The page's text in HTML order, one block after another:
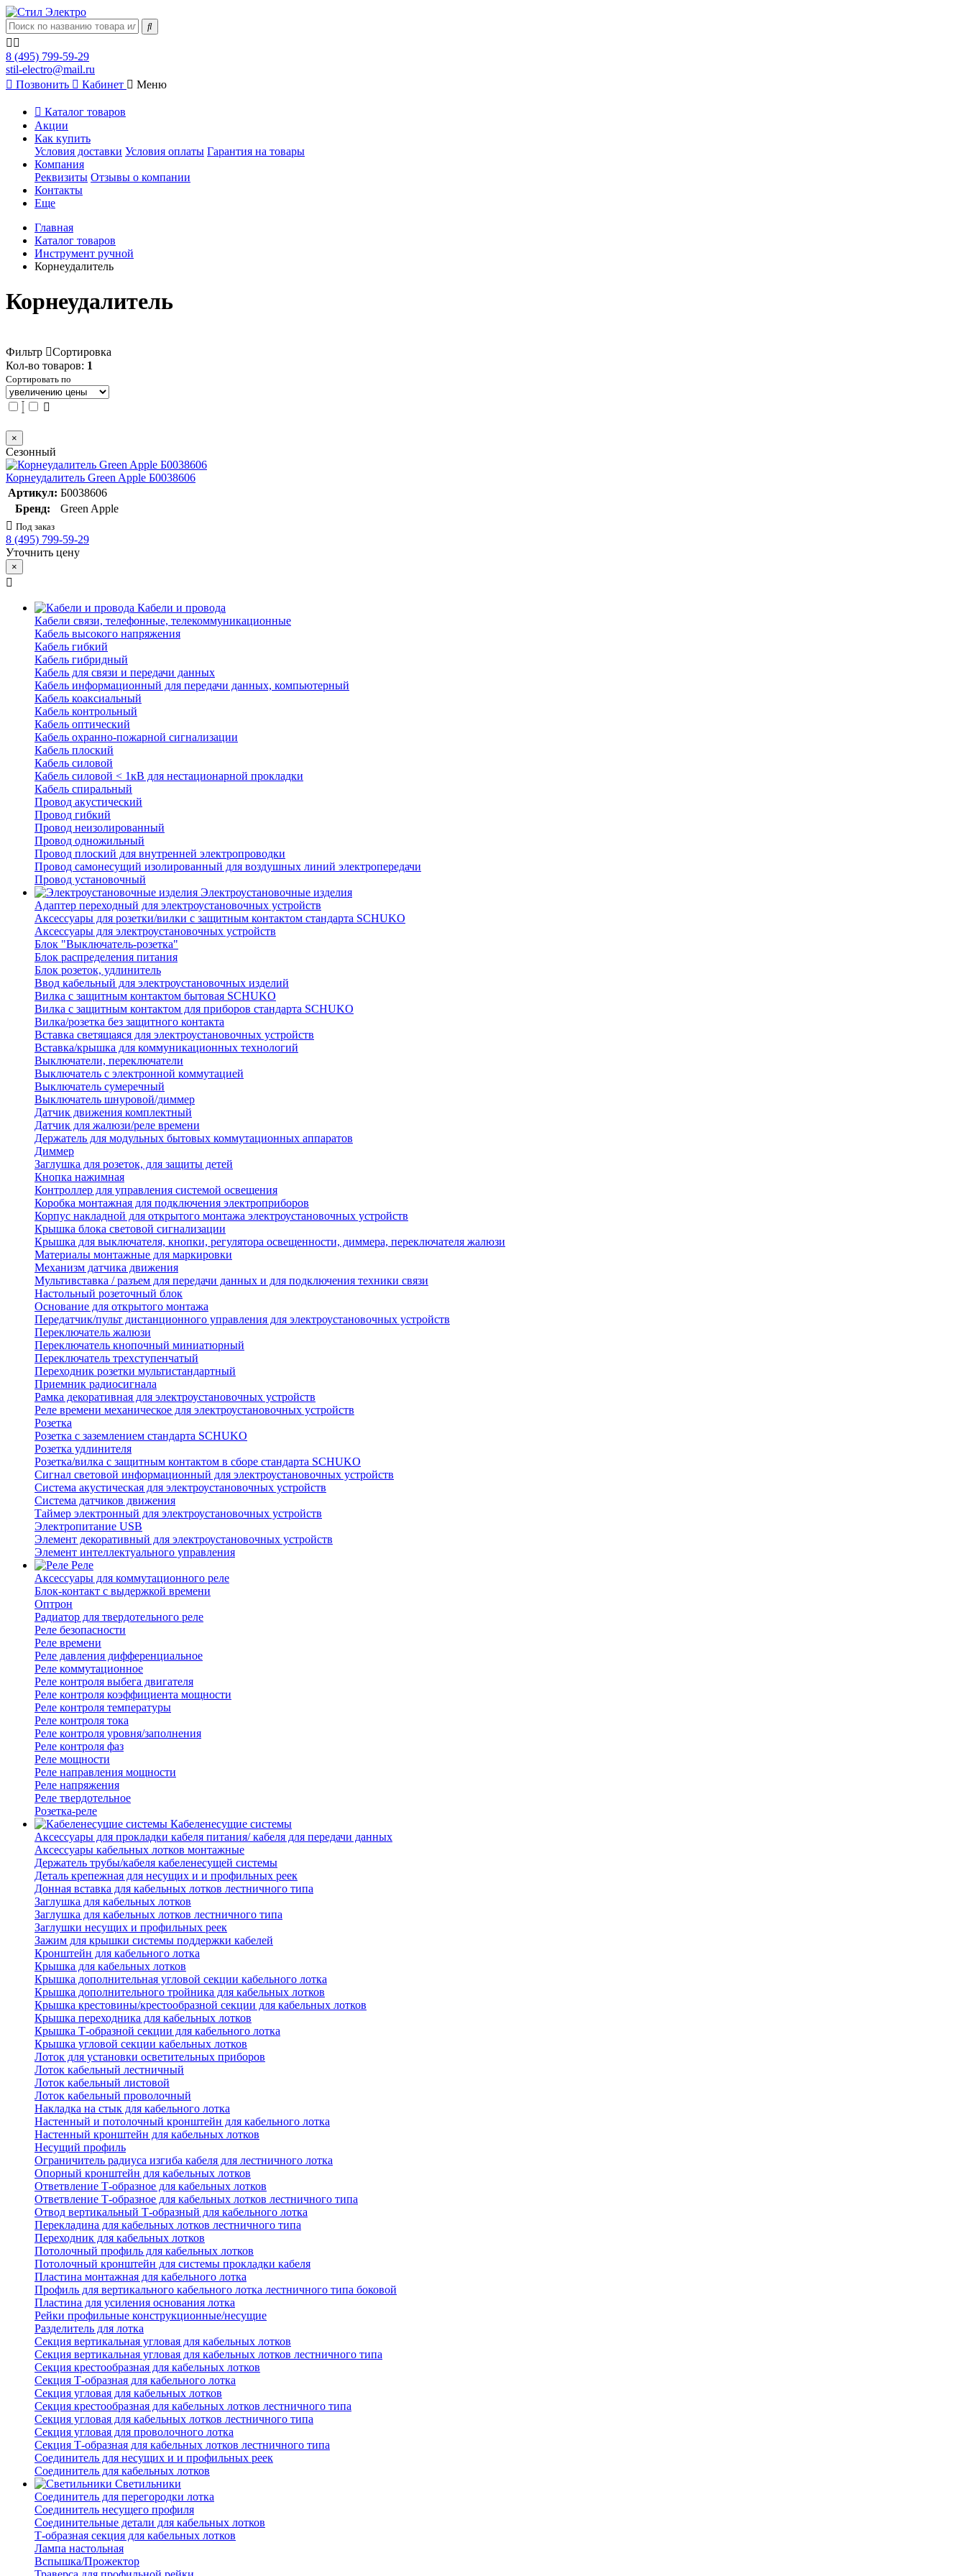
8 (495) 799-59-29
stil-electro@mail.ru
Позвонить
Кабинет Меню
Каталог товаров
Акции
Как купить
Условия доставки Условия оплаты Гарантия на товары
Компания
Реквизиты Отзывы о компании
Контакты
Еще
Главная
Каталог товаров
Инструмент ручной
Корнеудалитель
Корнеудалитель
Фильтр
Сортировка
Кол-во товаров: 1
Сортировать по
×
Сезонный
Корнеудалитель Green Apple Б0038606
Артикул: Б0038606
Бренд:
Green Apple
Под заказ
8 (495) 799-59-29
Уточнить цену
×
Кабели и провода
Кабели связи, телефонные, телекоммуникационные
Кабель высокого напряжения
Кабель гибкий
Кабель гибридный
Кабель для связи и передачи данных
Кабель информационный для передачи данных, компьютерный
Кабель коаксиальный
Кабель контрольный
Кабель оптический
Кабель охранно-пожарной сигнализации
Кабель плоский
Кабель силовой
Кабель силовой < 1кВ для нестационарной прокладки
Кабель спиральный
Провод акустический
Провод гибкий
Провод неизолированный
Провод одножильный
Провод плоский для внутренней электропроводки
Провод самонесущий изолированный для воздушных линий электропередачи
Провод установочный
Электроустановочные изделия
Адаптер переходный для электроустановочных устройств
Аксессуары для розетки/вилки с защитным контактом стандарта SCHUKO
Аксессуары для электроустановочных устройств
Блок "Выключатель-розетка"
Блок распределения питания
Блок розеток, удлинитель
Ввод кабельный для электроустановочных изделий
Вилка с защитным контактом бытовая SCHUKO
Вилка с защитным контактом для приборов стандарта SCHUKO
Вилка/розетка без защитного контакта
Вставка светящаяся для электроустановочных устройств
Вставка/крышка для коммуникационных технологий
Выключатели, переключатели
Выключатель с электронной коммутацией
Выключатель сумеречный
Выключатель шнуровой/диммер
Датчик движения комплектный
Датчик для жалюзи/реле времени
Держатель для модульных бытовых коммутационных аппаратов
Диммер
Заглушка для розеток, для защиты детей
Кнопка нажимная
Контроллер для управления системой освещения
Коробка монтажная для подключения электроприборов
Корпус накладной для открытого монтажа электроустановочных устройств
Крышка блока световой сигнализации
Крышка для выключателя, кнопки, регулятора освещенности, диммера, переключателя жалюзи
Материалы монтажные для маркировки
Механизм датчика движения
Мультивставка / разъем для передачи данных и для подключения техники связи
Настольный розеточный блок
Основание для открытого монтажа
Передатчик/пульт дистанционного управления для электроустановочных устройств
Переключатель жалюзи
Переключатель кнопочный миниатюрный
Переключатель трехступенчатый
Переходник розетки мультистандартный
Приемник радиосигнала
Рамка декоративная для электроустановочных устройств
Реле времени механическое для электроустановочных устройств
Розетка
Розетка с заземлением стандарта SCHUKO
Розетка удлинителя
Розетка/вилка с защитным контактом в сборе стандарта SCHUKO
Сигнал световой информационный для электроустановочных устройств
Система акустическая для электроустановочных устройств
Система датчиков движения
Таймер электронный для электроустановочных устройств
Электропитание USB
Элемент декоративный для электроустановочных устройств
Элемент интеллектуального управления
Реле
Аксессуары для коммутационного реле
Блок-контакт с выдержкой времени
Оптрон
Радиатор для твердотельного реле
Реле безопасности
Реле времени
Реле давления дифференциальное
Реле коммутационное
Реле контроля выбега двигателя
Реле контроля коэффициента мощности
Реле контроля температуры
Реле контроля тока
Реле контроля уровня/заполнения
Реле контроля фаз
Реле мощности
Реле направления мощности
Реле напряжения
Реле твердотельное
Розетка-реле
Кабеленесущие системы
Аксессуары для прокладки кабеля питания/ кабеля для передачи данных
Аксессуары кабельных лотков монтажные
Держатель трубы/кабеля кабеленесущей системы
Деталь крепежная для несущих и и профильных реек
Донная вставка для кабельных лотков лестничного типа
Заглушка для кабельных лотков
Заглушка для кабельных лотков лестничного типа
Заглушки несущих и профильных реек
Зажим для крышки системы поддержки кабелей
Кронштейн для кабельного лотка
Крышка для кабельных лотков
Крышка дополнительная угловой секции кабельного лотка
Крышка дополнительного тройника для кабельных лотков
Крышка крестовины/крестообразной секции для кабельных лотков
Крышка переходника для кабельных лотков
Крышка Т-образной секции для кабельного лотка
Крышка угловой секции кабельных лотков
Лоток для установки осветительных приборов
Лоток кабельный лестничный
Лоток кабельный листовой
Лоток кабельный проволочный
Накладка на стык для кабельного лотка
Настенный и потолочный кронштейн для кабельного лотка
Настенный кронштейн для кабельных лотков
Несущий профиль
Ограничитель радиуса изгиба кабеля для лестничного лотка
Опорный кронштейн для кабельных лотков
Ответвление Т-образное для кабельных лотков
Ответвление Т-образное для кабельных лотков лестничного типа
Отвод вертикальный Т-образный для кабельного лотка
Перекладина для кабельных лотков лестничного типа
Переходник для кабельных лотков
Потолочный профиль для кабельных лотков
Потолочный кронштейн для системы прокладки кабеля
Пластина монтажная для кабельного лотка
Профиль для вертикального кабельного лотка лестничного типа боковой
Пластина для усиления основания лотка
Рейки профильные конструкционные/несущие
Разделитель для лотка
Секция вертикальная угловая для кабельных лотков
Секция вертикальная угловая для кабельных лотков лестничного типа
Секция крестообразная для кабельных лотков
Секция Т-образная для кабельного лотка
Секция угловая для кабельных лотков
Секция крестообразная для кабельных лотков лестничного типа
Секция угловая для кабельных лотков лестничного типа
Секция угловая для проволочного лотка
Секция Т-образная для кабельных лотков лестничного типа
Соединитель для несущих и и профильных реек
Соединитель для кабельных лотков
Светильники
Соединитель для перегородки лотка
Соединитель несущего профиля
Соединительные детали для кабельных лотков
Т-образная секция для кабельных лотков
Лампа настольная
Вспышка/Прожектор